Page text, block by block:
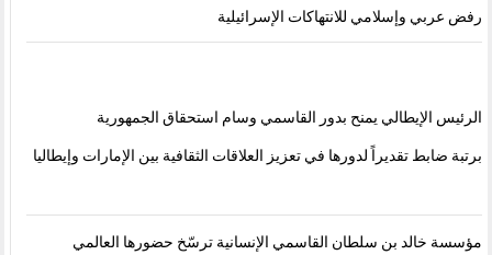
رفض عربي وإسلامي للانتهاكات الإسرائيلية
الرئيس الإيطالي يمنح بدور القاسمي وسام استحقاق الجمهورية
برتبة ضابط تقديراً لدورها في تعزيز العلاقات الثقافية بين الإمارات وإيطاليا
مؤسسة خالد بن سلطان القاسمي الإنسانية ترسّخ حضورها العالمي